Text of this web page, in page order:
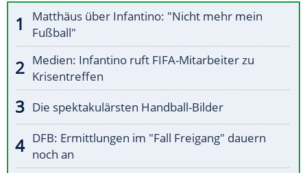
Matthäus über Infantino: "Nicht mehr mein
Fußball"
Medien: Infantino ruft FIFA-Mitarbeiter zu
Krisentreffen
Die spektakulärsten Handball-Bilder
DFB: Ermittlungen im "Fall Freigang" dauern
noch an